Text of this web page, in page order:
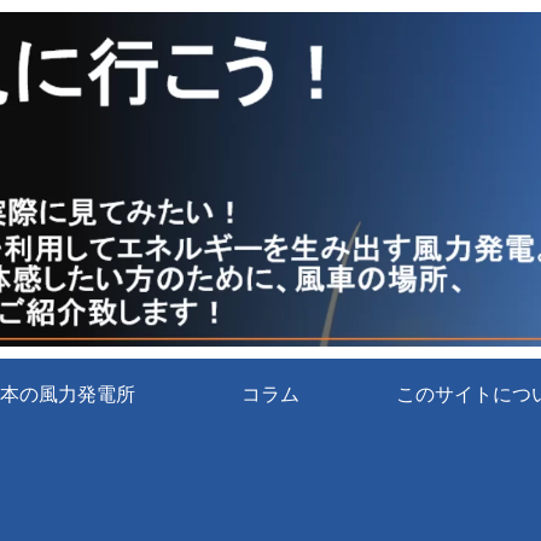
の風力発電所 コラム このサイトにつ